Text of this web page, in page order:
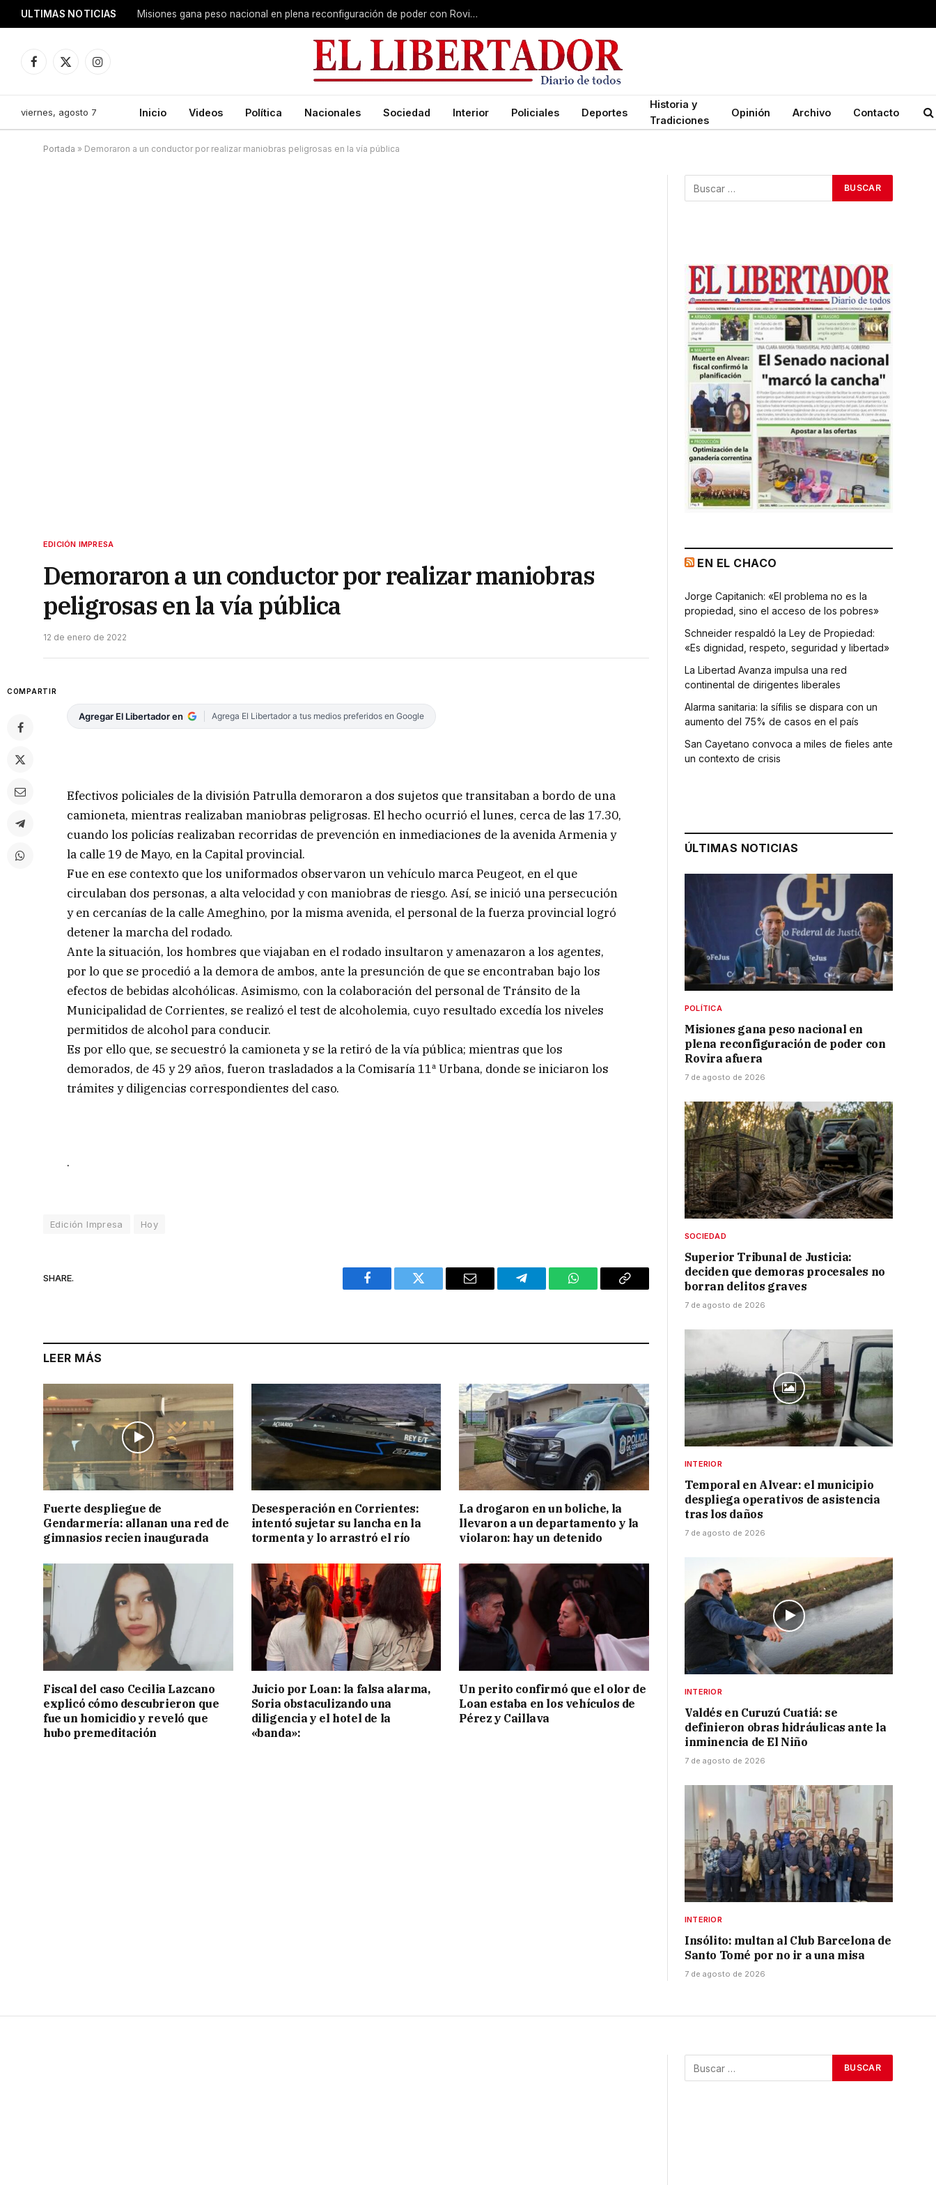
ULTIMAS NOTICIAS Misiones gana peso nacional en plena reconfiguración de poder con Rovira afuera
Facebook
X
Instagram
viernes, agosto 7 Inicio Videos Política Nacionales Sociedad Interior Policiales Deportes
Historia y
Tradiciones
Opinión Archivo Contacto
Portada » Demoraron a un conductor por realizar maniobras peligrosas en la vía pública
EDICIÓN IMPRESA
Demoraron a un conductor por realizar maniobras
peligrosas en la vía pública
12 de enero de 2022
COMPARTIR
Agregar El Libertador en Agrega El Libertador a tus medios preferidos en Google
Efectivos policiales de la división Patrulla demoraron a dos sujetos que transitaban a bordo de una
camioneta, mientras realizaban maniobras peligrosas. El hecho ocurrió el lunes, cerca de las 17.30,
cuando los policías realizaban recorridas de prevención en inmediaciones de la avenida Armenia y
la calle 19 de Mayo, en la Capital provincial.
Fue en ese contexto que los uniformados observaron un vehículo marca Peugeot, en el que
circulaban dos personas, a alta velocidad y con maniobras de riesgo. Así, se inició una persecución
y en cercanías de la calle Ameghino, por la misma avenida, el personal de la fuerza provincial logró
detener la marcha del rodado.
Ante la situación, los hombres que viajaban en el rodado insultaron y amenazaron a los agentes,
por lo que se procedió a la demora de ambos, ante la presunción de que se encontraban bajo los
efectos de bebidas alcohólicas. Asimismo, con la colaboración del personal de Tránsito de la
Municipalidad de Corrientes, se realizó el test de alcoholemia, cuyo resultado excedía los niveles
permitidos de alcohol para conducir.
Es por ello que, se secuestró la camioneta y se la retiró de la vía pública; mientras que los
demorados, de 45 y 29 años, fueron trasladados a la Comisaría 11ª Urbana, donde se iniciaron los
trámites y diligencias correspondientes del caso.
.
Edición Impresa Hoy
SHARE.
Facebook Twitter Email Telegram WhatsAppCopy
LEER MÁS
Fuerte despliegue de
Gendarmería: allanan una red de
gimnasios recien inaugurada
Desesperación en Corrientes:
intentó sujetar su lancha en la
tormenta y lo arrastró el río
La drogaron en un boliche, la
llevaron a un departamento y la
violaron: hay un detenido
Fiscal del caso Cecilia Lazcano
explicó cómo descubrieron que
fue un homicidio y reveló que
hubo premeditación
Juicio por Loan: la falsa alarma,
Soria obstaculizando una
diligencia y el hotel de la
«banda»:
Un perito confirmó que el olor de
Loan estaba en los vehículos de
Pérez y Caillava
EN EL CHACO
Jorge Capitanich: «El problema no es la
propiedad, sino el acceso de los pobres»
Schneider respaldó la Ley de Propiedad:
«Es dignidad, respeto, seguridad y libertad»
La Libertad Avanza impulsa una red
continental de dirigentes liberales
Alarma sanitaria: la sífilis se dispara con un
aumento del 75% de casos en el país
San Cayetano convoca a miles de fieles ante
un contexto de crisis
ÚLTIMAS NOTICIAS
POLÍTICA
Misiones gana peso nacional en
plena reconfiguración de poder con
Rovira afuera
7 de agosto de 2026
SOCIEDAD
Superior Tribunal de Justicia:
deciden que demoras procesales no
borran delitos graves
7 de agosto de 2026
INTERIOR
Temporal en Alvear: el municipio
despliega operativos de asistencia
tras los daños
7 de agosto de 2026
INTERIOR
Valdés en Curuzú Cuatiá: se
definieron obras hidráulicas ante la
inminencia de El Niño
7 de agosto de 2026
INTERIOR
Insólito: multan al Club Barcelona de
Santo Tomé por no ir a una misa
7 de agosto de 2026